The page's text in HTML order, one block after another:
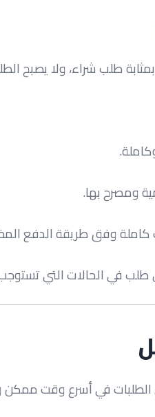
طلب شراء، ولا يصبح
ومصرح بها.
كاملة وفق طريقة الدفع
في الحالات التي
في أسرع وقت ممكن